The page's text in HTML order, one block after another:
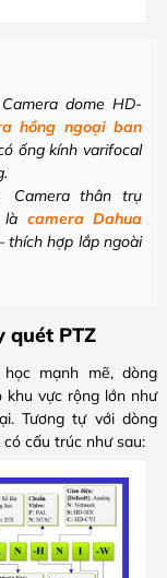
dome HD-
hồng ngoại ban
ống kính varifocal
Camera thân trụ
là camera Dahua
thích hợp lắp ngoài
quét PTZ
mạnh mẽ, dòng
khu vực rộng lớn như
Tương tự với dòng
cấu trúc như sau: